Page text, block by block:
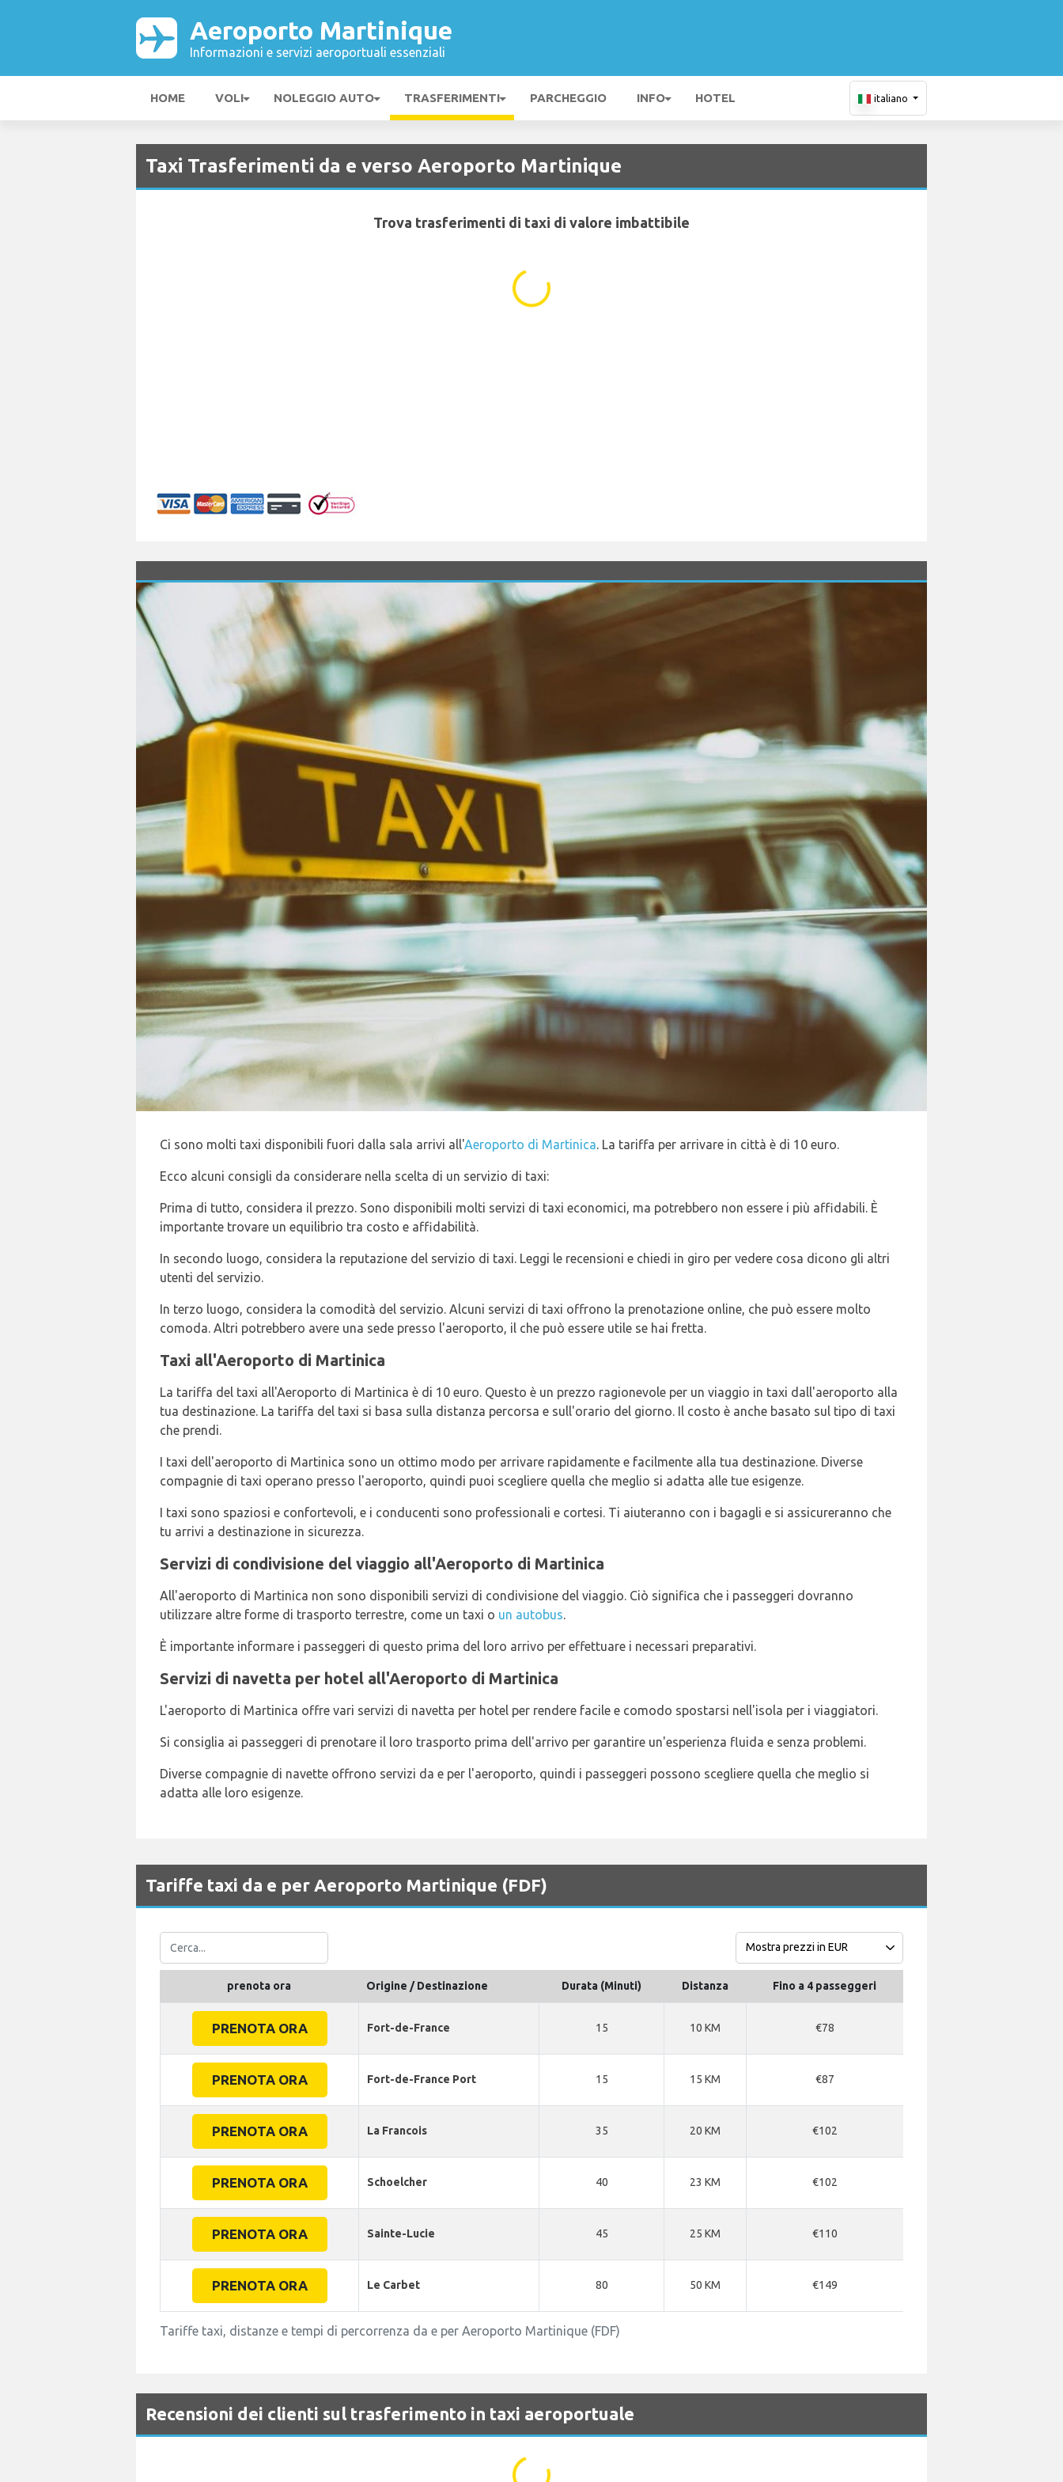
Aeroporto Martinique
Informazioni e servizi aeroportuali essenziali
HOME VOLI NOLEGGIO AUTO TRASFERIMENTI PARCHEGGIO INFO HOTEL italiano
Taxi Trasferimenti da e verso Aeroporto Martinique
Trova trasferimenti di taxi di valore imbattibile
Ci sono molti taxi disponibili fuori dalla sala arrivi all'Aeroporto di Martinica. La tariffa per arrivare in città è di 10 euro.
Ecco alcuni consigli da considerare nella scelta di un servizio di taxi:
Prima di tutto, considera il prezzo. Sono disponibili molti servizi di taxi economici, ma potrebbero non essere i più affidabili. È
importante trovare un equilibrio tra costo e affidabilità.
In secondo luogo, considera la reputazione del servizio di taxi. Leggi le recensioni e chiedi in giro per vedere cosa dicono gli altri
utenti del servizio.
In terzo luogo, considera la comodità del servizio. Alcuni servizi di taxi offrono la prenotazione online, che può essere molto
comoda. Altri potrebbero avere una sede presso l'aeroporto, il che può essere utile se hai fretta.
Taxi all'Aeroporto di Martinica
La tariffa del taxi all'Aeroporto di Martinica è di 10 euro. Questo è un prezzo ragionevole per un viaggio in taxi dall'aeroporto alla
tua destinazione. La tariffa del taxi si basa sulla distanza percorsa e sull'orario del giorno. Il costo è anche basato sul tipo di taxi
che prendi.
I taxi dell'aeroporto di Martinica sono un ottimo modo per arrivare rapidamente e facilmente alla tua destinazione. Diverse
compagnie di taxi operano presso l'aeroporto, quindi puoi scegliere quella che meglio si adatta alle tue esigenze.
I taxi sono spaziosi e confortevoli, e i conducenti sono professionali e cortesi. Ti aiuteranno con i bagagli e si assicureranno che
tu arrivi a destinazione in sicurezza.
Servizi di condivisione del viaggio all'Aeroporto di Martinica
All'aeroporto di Martinica non sono disponibili servizi di condivisione del viaggio. Ciò significa che i passeggeri dovranno
utilizzare altre forme di trasporto terrestre, come un taxi o un autobus.
È importante informare i passeggeri di questo prima del loro arrivo per effettuare i necessari preparativi.
Servizi di navetta per hotel all'Aeroporto di Martinica
L'aeroporto di Martinica offre vari servizi di navetta per hotel per rendere facile e comodo spostarsi nell'isola per i viaggiatori.
Si consiglia ai passeggeri di prenotare il loro trasporto prima dell'arrivo per garantire un'esperienza fluida e senza problemi.
Diverse compagnie di navette offrono servizi da e per l'aeroporto, quindi i passeggeri possono scegliere quella che meglio si
adatta alle loro esigenze.
Tariffe taxi da e per Aeroporto Martinique (FDF)
prenota ora Origine / Destinazione Durata (Minuti) Distanza Fino a 4 passeggeri
PRENOTA ORA Fort-de-France 15 10 KM €78
PRENOTA ORA Fort-de-France Port 15 15 KM €87
PRENOTA ORA La Francois 35 20 KM €102
PRENOTA ORA Schoelcher 40 23 KM €102
PRENOTA ORA Sainte-Lucie 45 25 KM €110
PRENOTA ORA Le Carbet 80 50 KM €149
Tariffe taxi, distanze e tempi di percorrenza da e per Aeroporto Martinique (FDF)
Recensioni dei clienti sul trasferimento in taxi aeroportuale